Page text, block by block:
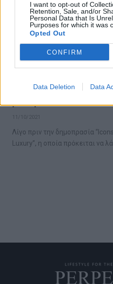
I want to opt-out of
Retention, Sale, and/or
Personal Data that Is
Purposes for which it was
Opted Out
CONFIRM
Data Deletion Data
1984 αναμένεται να
ρεκόρ!
11/10/2021
Λίγο πριν την δημοπρασία
Luxury”, η οποία πρόκειται να